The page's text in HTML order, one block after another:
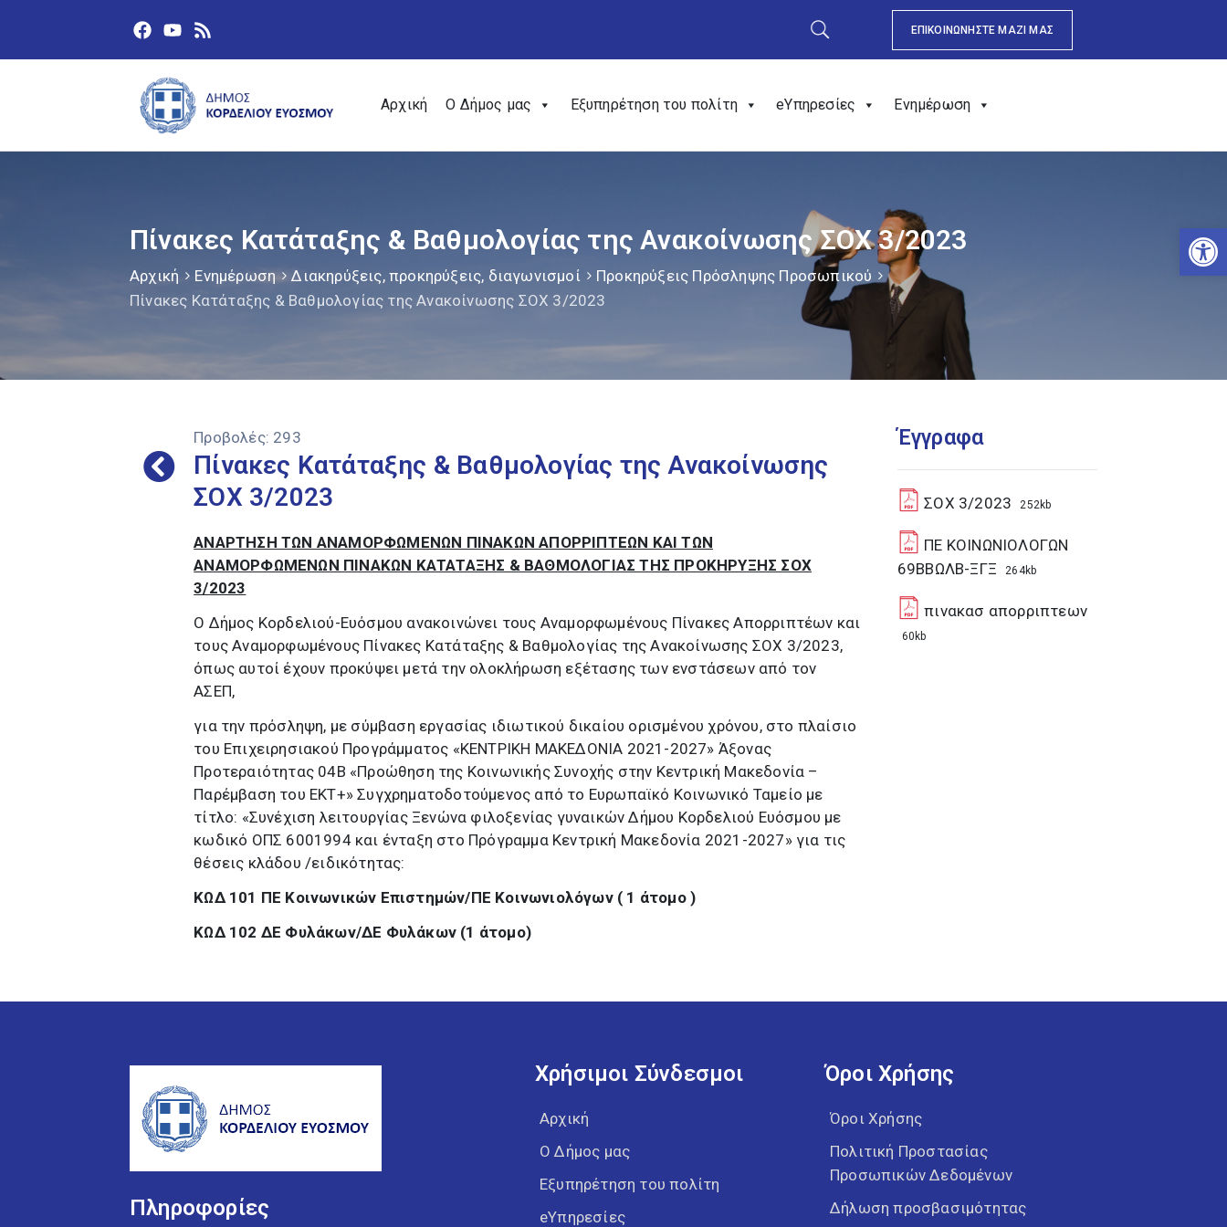
ΕΠΙΚΟΙΝΩΝΗΣΤΕ ΜΑΖΙ ΜΑΣ
Αρχική Ο Δήμος μας Εξυπηρέτηση του πολίτη eΥπηρεσίες Ενημέρωση
Πίνακες Κατάταξης & Βαθμολογίας της Ανακοίνωσης ΣΟΧ 3/2023
Αρχική Ενημέρωση Διακηρύξεις, προκηρύξεις, διαγωνισμοί
Προκηρύξεις Πρόσληψης Προσωπικού
Πίνακες Κατάταξης & Βαθμολογίας της Ανακοίνωσης ΣΟΧ 3/2023
Προβολές: 293
Πίνακες Κατάταξης & Βαθμολογίας της Ανακοίνωσης
ΣΟΧ 3/2023
ΑΝΑΡΤΗΣΗ ΤΩΝ ΑΝΑΜΟΡΦΩΜΕΝΩΝ ΠΙΝΑΚΩΝ ΑΠΟΡΡΙΠΤΕΩΝ ΚΑΙ ΤΩΝ
ΑΝΑΜΟΡΦΩΜΕΝΩΝ ΠΙΝΑΚΩΝ ΚΑΤΑΤΑΞΗΣ & ΒΑΘΜΟΛΟΓΙΑΣ ΤΗΣ ΠΡΟΚΗΡΥΞΗΣ ΣΟΧ
3/2023
Ο Δήμος Κορδελιού-Ευόσμου ανακοινώνει τους Αναμορφωμένους Πίνακες Απορριπτέων και
τους Αναμορφωμένους Πίνακες Κατάταξης & Βαθμολογίας της Ανακοίνωσης ΣΟΧ 3/2023,
όπως αυτοί έχουν προκύψει μετά την ολοκλήρωση εξέτασης των ενστάσεων από τον
ΑΣΕΠ,
για την πρόσληψη, με σύμβαση εργασίας ιδιωτικού δικαίου ορισμένου χρόνου, στο πλαίσιο
του Επιχειρησιακού Προγράμματος «ΚΕΝΤΡΙΚΗ ΜΑΚΕΔΟΝΙΑ 2021-2027» Άξονας
Προτεραιότητας 04B «Προώθηση της Κοινωνικής Συνοχής στην Κεντρική Μακεδονία –
Παρέμβαση του EKT+» Συγχρηματοδοτούμενος από το Ευρωπαϊκό Κοινωνικό Ταμείο με
τίτλο: «Συνέχιση λειτουργίας Ξενώνα φιλοξενίας γυναικών Δήμου Κορδελιού Ευόσμου με
κωδικό ΟΠΣ 6001994 και ένταξη στο Πρόγραμμα Κεντρική Μακεδονία 2021-2027» για τις
θέσεις κλάδου /ειδικότητας:
ΚΩΔ 101 ΠΕ Κοινωνικών Επιστημών/ΠΕ Κοινωνιολόγων ( 1 άτομο )
ΚΩΔ 102 ΔΕ Φυλάκων/ΔΕ Φυλάκων (1 άτομο)
Έγγραφα
ΣΟΧ 3/2023 252kb
ΠΕ ΚΟΙΝΩΝΙΟΛΟΓΩΝ
69ΒΒΩΛΒ-ΞΓΞ
264kb
πινακασ απορριπτεων
60kb
Πληροφορίες
Χρήσιμοι Σύνδεσμοι
Αρχική
Ο Δήμος μας
Εξυπηρέτηση του πολίτη
eΥπηρεσίες
Όροι Χρήσης
Όροι Χρήσης
Πολιτική Προστασίας
Προσωπικών Δεδομένων
Δήλωση προσβασιμότητας